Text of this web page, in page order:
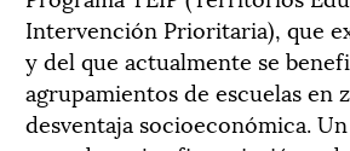
Intervención Prioritaria), que
y del que actualmente se
agrupamientos de escuelas en
desventaja socioeconómica.